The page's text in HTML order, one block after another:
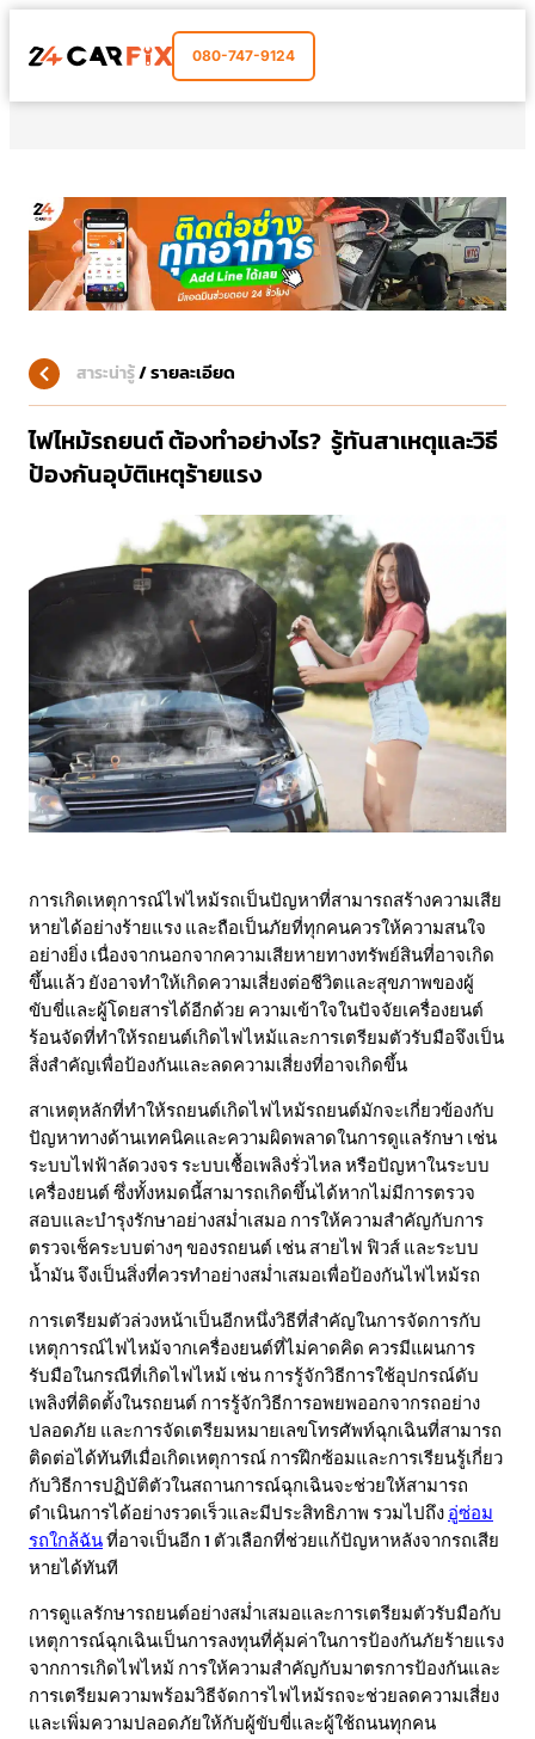
080-747-9124
สาระน่ารู้/รายละเอียด
ไฟไหม้รถยนต์ ต้องทำอย่างไร? รู้ทันสาเหตุและวิธี
ป้องกันอุบัติเหตุร้ายแรง
การเกิดเหตุการณ์ไฟไหม้รถเป็นปัญหาที่สามารถสร้างความเสีย
หายได้อย่างร้ายแรง และถือเป็นภัยที่ทุกคนควรให้ความสนใจ
อย่างยิ่ง เนื่องจากนอกจากความเสียหายทางทรัพย์สินที่อาจเกิด
ขึ้นแล้ว ยังอาจทำให้เกิดความเสี่ยงต่อชีวิตและสุขภาพของผู้
ขับขี่และผู้โดยสารได้อีกด้วย ความเข้าใจในปัจจัยเครื่องยนต์
ร้อนจัดที่ทำให้รถยนต์เกิดไฟไหม้และการเตรียมตัวรับมือจึงเป็น
สิ่งสำคัญเพื่อป้องกันและลดความเสี่ยงที่อาจเกิดขึ้น
สาเหตุหลักที่ทำให้รถยนต์เกิดไฟไหม้รถยนต์มักจะเกี่ยวข้องกับ
ปัญหาทางด้านเทคนิคและความผิดพลาดในการดูแลรักษา เช่น
ระบบไฟฟ้าลัดวงจร ระบบเชื้อเพลิงรั่วไหล หรือปัญหาในระบบ
เครื่องยนต์ ซึ่งทั้งหมดนี้สามารถเกิดขึ้นได้หากไม่มีการตรวจ
สอบและบำรุงรักษาอย่างสม่ำเสมอ การให้ความสำคัญกับการ
ตรวจเช็คระบบต่างๆ ของรถยนต์ เช่น สายไฟ ฟิวส์ และระบบ
น้ำมัน จึงเป็นสิ่งที่ควรทำอย่างสม่ำเสมอเพื่อป้องกันไฟไหม้รถ
การเตรียมตัวล่วงหน้าเป็นอีกหนึ่งวิธีที่สำคัญในการจัดการกับ
เหตุการณ์ไฟไหม้จากเครื่องยนต์ที่ไม่คาดคิด ควรมีแผนการ
รับมือในกรณีที่เกิดไฟไหม้ เช่น การรู้จักวิธีการใช้อุปกรณ์ดับ
เพลิงที่ติดตั้งในรถยนต์ การรู้จักวิธีการอพยพออกจากรถอย่าง
ปลอดภัย และการจัดเตรียมหมายเลขโทรศัพท์ฉุกเฉินที่สามารถ
ติดต่อได้ทันทีเมื่อเกิดเหตุการณ์ การฝึกซ้อมและการเรียนรู้เกี่ยว
กับวิธีการปฏิบัติตัวในสถานการณ์ฉุกเฉินจะช่วยให้สามารถ
ดำเนินการได้อย่างรวดเร็วและมีประสิทธิภาพ รวมไปถึงอู่ซ่อม
รถใกล้ฉันที่อาจเป็นอีก 1 ตัวเลือกที่ช่วยแก้ปัญหาหลังจากรถเสีย
หายได้ทันที
การดูแลรักษารถยนต์อย่างสม่ำเสมอและการเตรียมตัวรับมือกับ
เหตุการณ์ฉุกเฉินเป็นการลงทุนที่คุ้มค่าในการป้องกันภัยร้ายแรง
จากการเกิดไฟไหม้ การให้ความสำคัญกับมาตรการป้องกันและ
การเตรียมความพร้อมวิธีจัดการไฟไหม้รถจะช่วยลดความเสี่ยง
และเพิ่มความปลอดภัยให้กับผู้ขับขี่และผู้ใช้ถนนทุกคน